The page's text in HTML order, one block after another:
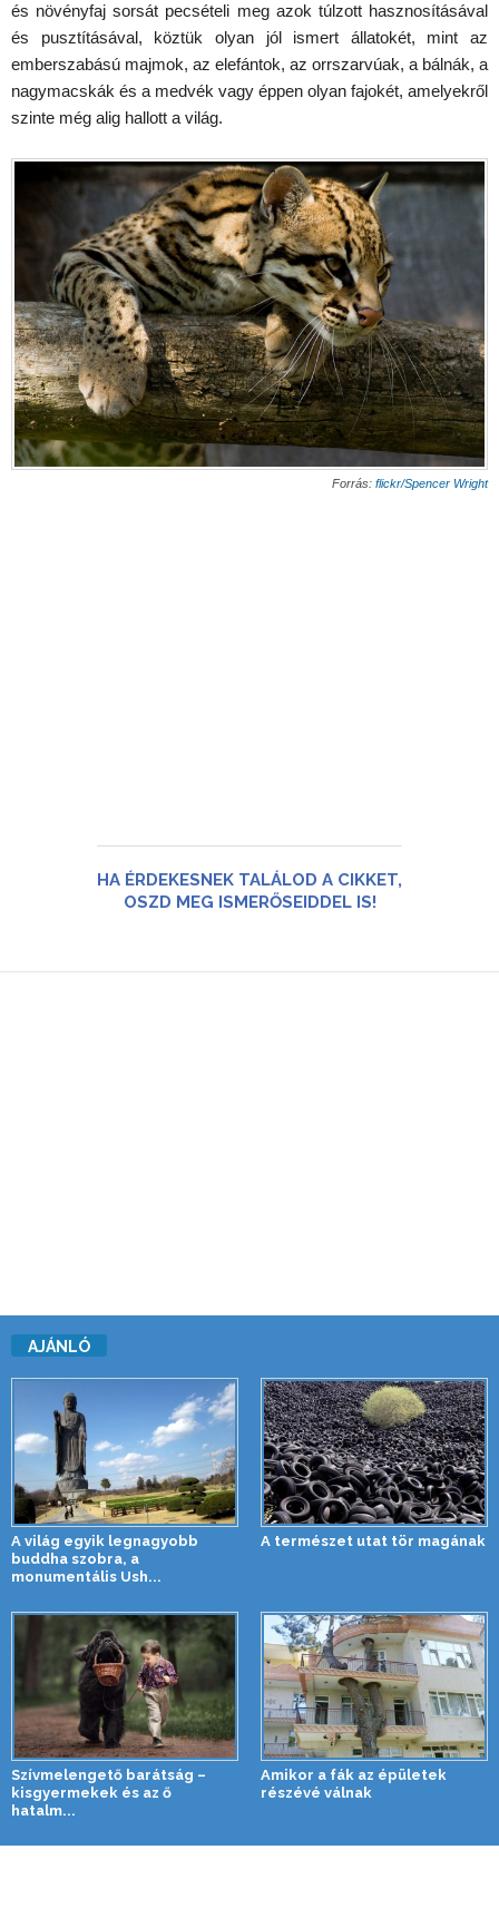
és növényfaj sorsát pecsételi meg azok túlzott hasznosításával
és pusztításával, köztük olyan jól ismert állatokét, mint az
emberszabású majmok, az elefántok, az orrszarvúak, a bálnák, a
nagymacskák és a medvék vagy éppen olyan fajokét, amelyekről
szinte még alig hallott a világ.
Forrás: flickr/Spencer Wright
HA ÉRDEKESNEK TALÁLOD A CIKKET,
OSZD MEG ISMERŐSEIDDEL IS!
AJÁNLÓ
A világ egyik legnagyobb
buddha szobra, a
monumentális Ush...
A természet utat tör magának
Szívmelengető barátság –
kisgyermekek és az ő
hatalm...
Amikor a fák az épületek
részévé válnak